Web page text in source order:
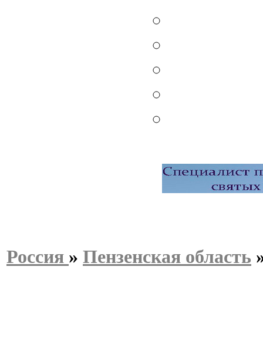
Россия » Пензенская область